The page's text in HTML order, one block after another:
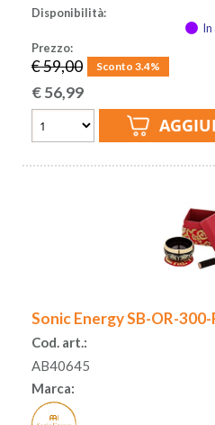
Disponibilità:
In
Prezzo:
€ 59,00 Sconto 3.4%
€56,99
Sonic Energy SB-OR-
Cod. art.:
AB40645
Marca: